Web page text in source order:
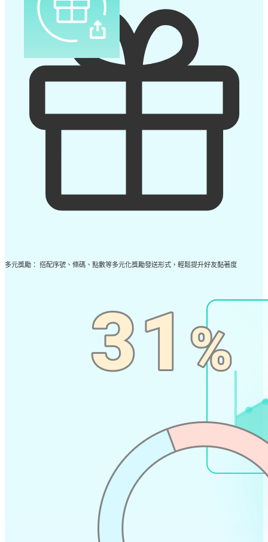
多元獎勵： 搭配序號、條碼、點數等多元化獎勵發送形式，輕鬆提升好友黏著度